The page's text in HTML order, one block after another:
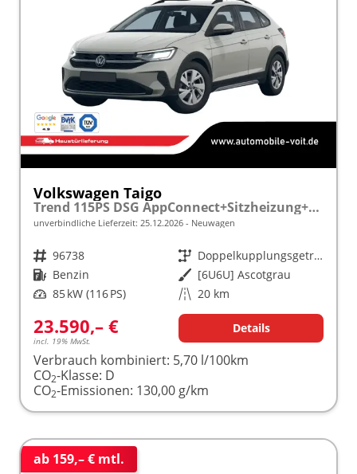
Volkswagen Taigo
Trend 115PS DSG AppConnect+Sitzheizung+PDC+Alu16+LED+DAB+FrontAssist
unverbindliche Lieferzeit: 25.12.2026 Neuwagen
Fahrzeugnr. 96738 Getriebe
Doppelkupplungsgetriebe (DSG)
Kraftstoff Benzin Außenfarbe [6U6U] Ascotgrau
Leistung 85 kW (116 PS) Kilometerstand 20 km
23.590,– €
incl. 19% MwSt.
Details
Verbrauch kombiniert: 5,70 l/100km
CO2-Klasse: D
CO2-Emissionen: 130,00 g/km
ab 159,– € mtl.